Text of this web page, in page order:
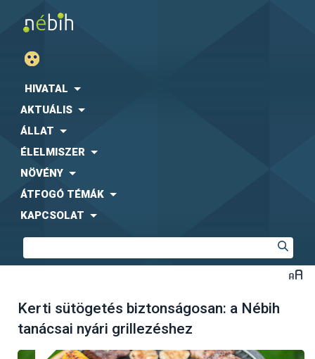
HIVATAL
AKTUÁLIS
ÁLLAT
ÉLELMISZER
NÖVÉNY
ÁTFOGÓ TÉMÁK
KAPCSOLAT
Kerti sütögetés biztonságosan: a Nébih
tanácsai nyári grillezéshez